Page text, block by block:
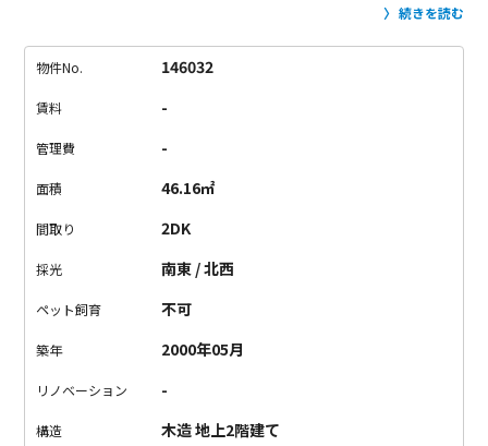
水周りの設備は、独立洗面台に追い炊き機能付きのお風呂
お部屋がダイニングに面しているのでやっぱりリビングかな。
のもありなんじゃ、、、。
きます。
言わずと知れたセレブの街、田園調布駅。
みると、住宅街が広がっていて案外庶民的。
ンの三角屋根の外観です。
続きを読む
物件No. 146032
賃料 -
管理費 -
面積 46.16㎡
間取り 2DK
採光 南東 / 北西
ペット飼育 不可
築年 2000年05月
リノベーション -
構造 木造 地上2階建て